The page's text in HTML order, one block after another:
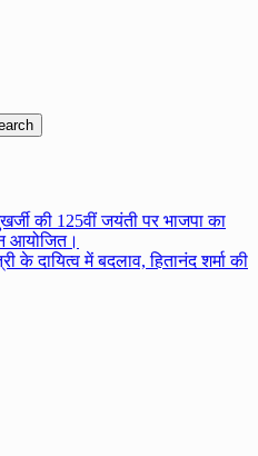
की 125वीं जयंती पर भाजपा का
आयोजित।
के दायित्व में बदलाव, हितानंद शर्मा की